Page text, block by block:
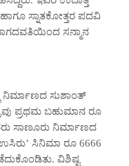
ಸ್ನಾತಕೋತ್ತರ ಪದವಿ
ಸನ್ಮಾನ
ನಿರ್ಮಾಣದ ಸುಶಾಂತ್
ಪ್ರಥಮ ಬಹುಮಾನ ರೂ
ಸಾಣೂರು ನಿರ್ಮಾಣದ
ಸಿನಿಮಾ ರೂ 6666
ವಿಶಿಷ್ಟ